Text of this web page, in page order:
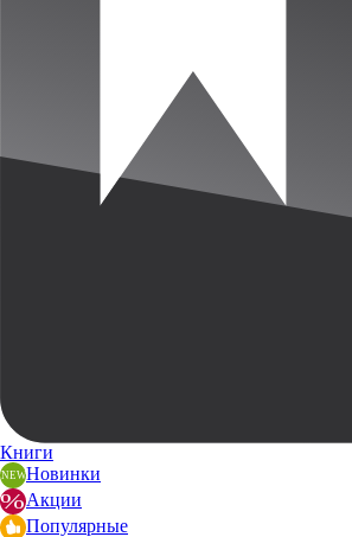
Книги
Новинки
Акции
Популярные